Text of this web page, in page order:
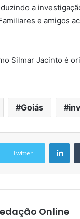
a
e amigos
Silmar Jacinto é
Goiás
Twitter
Online